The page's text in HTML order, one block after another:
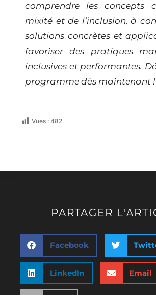
comprendre les concepts
mixité et de l’inclusion, à
solutions concrètes et
favoriser des pratiques
inclusives et performantes.
programme dès maintenant !
Vues : 482
PARTAGER
Facebook
LinkedIn Email